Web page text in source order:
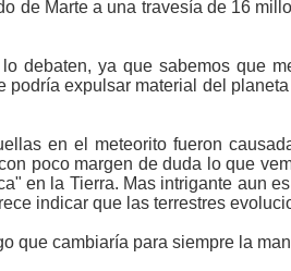
de Marte a una travesía de 16
debaten, ya que sabemos que
expulsar material del
en el meteorito fueron
poco margen de duda lo que
en la Tierra. Mas intrigante aun
indicar que las terrestres
que cambiaría para siempre la